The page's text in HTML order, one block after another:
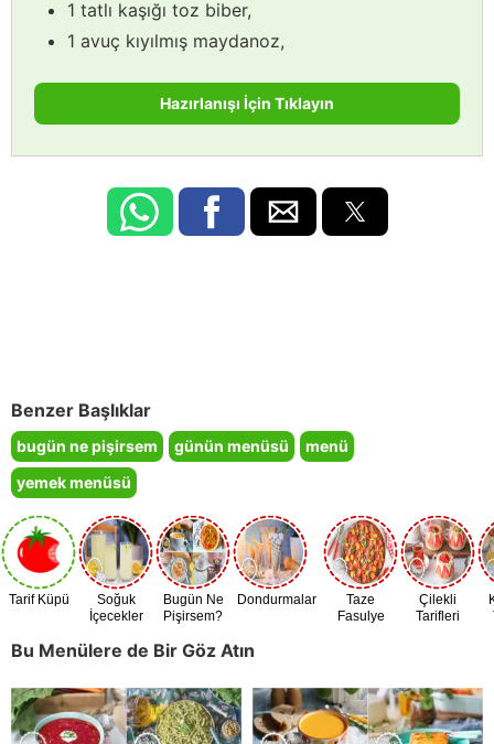
1 tatlı kaşığı toz biber,
1 avuç kıyılmış maydanoz,
Hazırlanışı İçin Tıklayın
Benzer Başlıklar
bugün ne pişirsem günün menüsü
menü
yemek menüsü
Tarif Küpü
Soğuk
İçecekler
Bugün Ne
Pişirsem?
Dondurmalar
Taze
Fasulye
Çilekli
Tarifleri
Bu Menülere de Bir Göz Atın